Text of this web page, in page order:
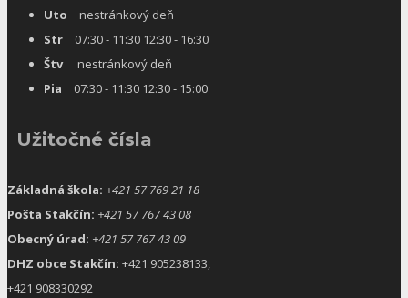
Uto nestránkový deň
Str 07:30 - 11:30 12:30 - 16:30
Štvnestránkový deň
Pia 07:30 - 11:30 12:30 - 15:00
Užitočné čísla
Základná škola: +421 57 769 21 18
Pošta Stakčín: +421 57 767 43 08
Obecný úrad: +421 57 767 43 09
DHZ obce Stakčín: +421 905238133,
+421 908330292